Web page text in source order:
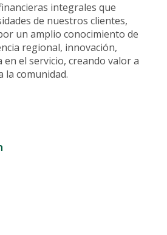
y Cumplimiento
Título de Valores
integrales que
de nuestros clientes,
un amplio conocimiento de
regional, innovación,
en el servicio, creando valor a
la comunidad.